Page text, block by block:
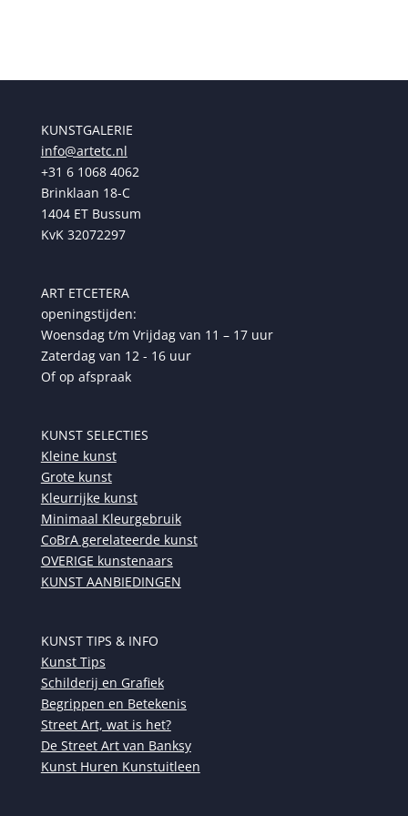
KUNSTGALERIE
info@artetc.nl
+31 6 1068 4062
Brinklaan 18-C
1404 ET Bussum
KvK 32072297
ART ETCETERA
openingstijden:
Woensdag t/m Vrijdag van 11 – 17 uur
Zaterdag van 12 - 16 uur
Of op afspraak
KUNST SELECTIES
Kleine kunst
Grote kunst
Kleurrijke kunst
Minimaal Kleurgebruik
CoBrA gerelateerde kunst
OVERIGE kunstenaars
KUNST AANBIEDINGEN
KUNST TIPS & INFO
Kunst Tips
Schilderij en Grafiek
Begrippen en Betekenis
Street Art, wat is het?
De Street Art van Banksy
Kunst Huren Kunstuitleen